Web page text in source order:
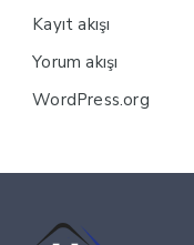
Kayıt akışı
Yorum akışı
WordPress.org